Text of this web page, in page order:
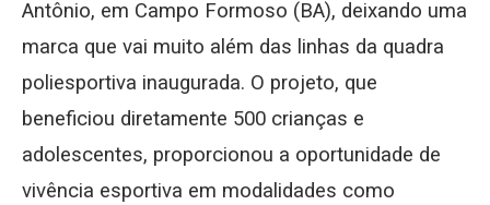
Antônio, em Campo Formoso (BA), deixando uma
marca que vai muito além das linhas da quadra
poliesportiva inaugurada. O projeto, que
beneficiou diretamente 500 crianças e
adolescentes, proporcionou a oportunidade de
vivência esportiva em modalidades como